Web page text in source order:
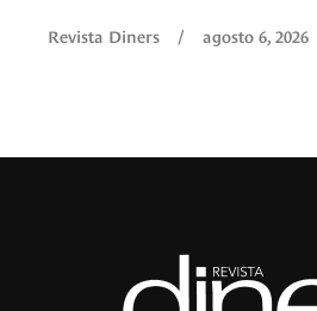
Revista Diners / agosto 6, 2026